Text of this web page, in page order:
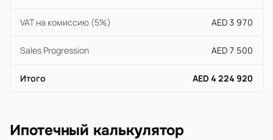
VAT на комиссию (5%) AED 3 970
Sales Progression AED 7 500
Итого AED 4 224 920
Ипотечный калькулятор